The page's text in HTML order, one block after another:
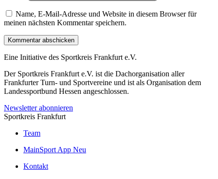
Name, E-Mail-Adresse und Website in diesem Browser für
meinen nächsten Kommentar speichern.
Kommentar abschicken
Eine Initiative des Sportkreis Frankfurt e.V.
Der Sportkreis Frankfurt e.V. ist die Dachorganisation aller
Frankfurter Turn- und Sportvereine und ist als Organisation dem
Landessportbund Hessen angeschlossen.
Newsletter abonnieren
Sportkreis Frankfurt
Team
MainSport App Neu
Kontakt